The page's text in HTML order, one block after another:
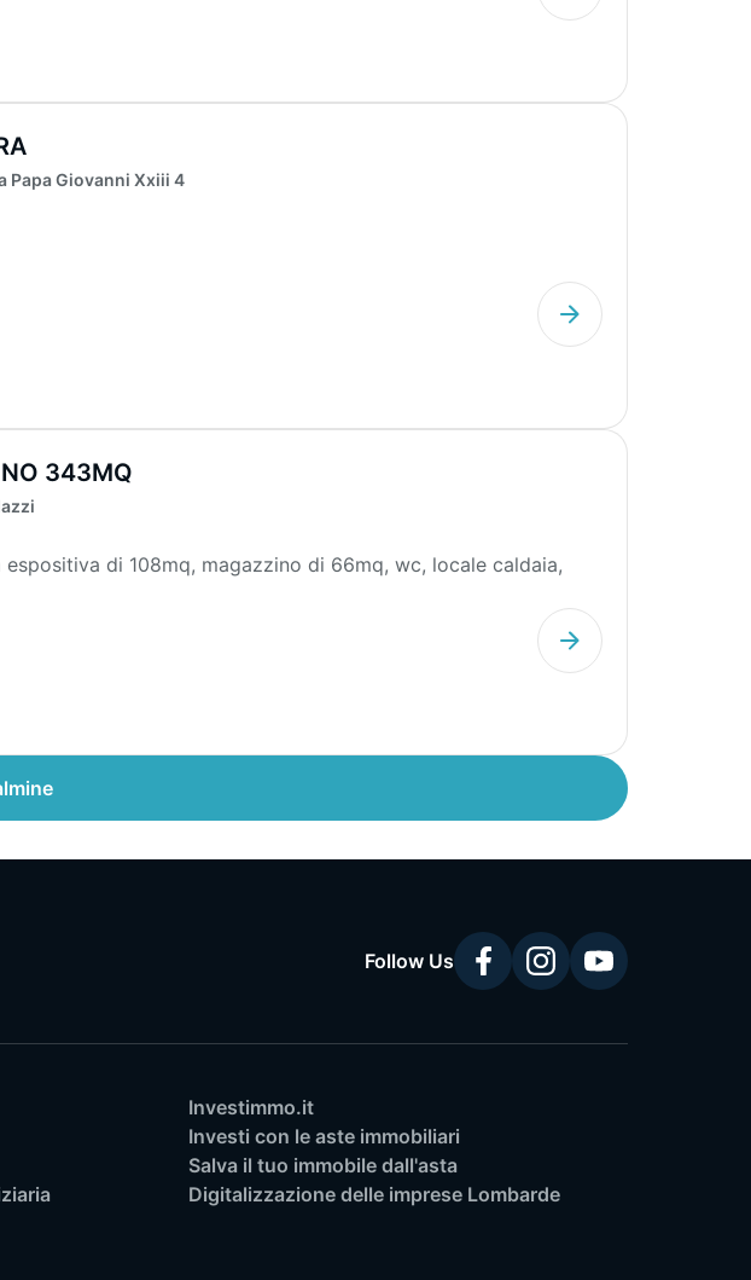
Papa Giovanni Xxiii 4
343MQ
di 108mq, magazzino di 66mq, wc, locale caldaia,
Follow Us
Investimmo.it
Investi con le aste immobiliari
Salva il tuo immobile dall'asta
Digitalizzazione delle imprese Lombarde